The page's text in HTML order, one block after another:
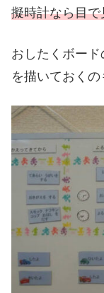
擬時計なら目
おしたくボー
を描いておくの